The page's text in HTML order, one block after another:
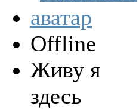
Offline
Живу я
здесь